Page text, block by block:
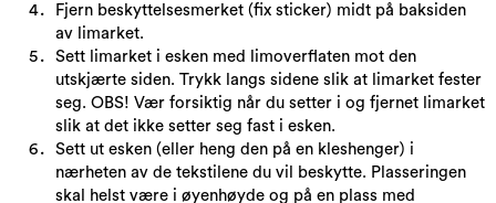
Fjern beskyttelsesmerket (fix sticker) midt på baksiden
av limarket.
Sett limarket i esken med limoverflaten mot den
utskjærte siden. Trykk langs sidene slik at limarket fester
seg. OBS! Vær forsiktig når du setter i og fjernet limarket
slik at det ikke setter seg fast i esken.
Sett ut esken (eller heng den på en kleshenger) i
nærheten av de tekstilene du vil beskytte. Plasseringen
skal helst være i øyenhøyde og på en plass med